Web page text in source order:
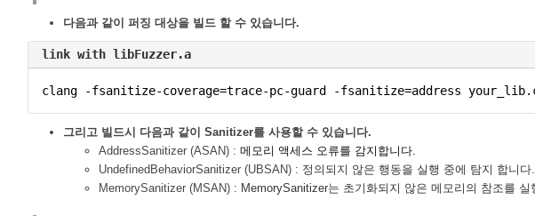
다음과 같이 퍼징 대상을 빌드 할 수 있습니다.
link with libFuzzer.a
clang -fsanitize-coverage=trace-pc-guard -fsanitize=address
그리고 빌드시 다음과 같이 Sanitizer를 사용할 수 있습니다.
AddressSanitizer (ASAN) : 메모리 액세스 오류를 감지합니다.
UndefinedBehaviorSanitizer (UBSAN) : 정의되지 않은 행동을 실행 중에 탐지 합니다.
MemorySanitizer (MSAN) : MemorySanitizer는 초기화되지 않은 메모리의 참조를